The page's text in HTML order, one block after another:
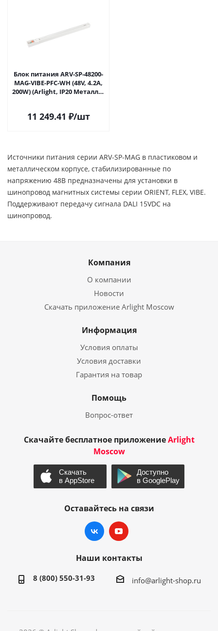
Блок питания ARV-SP-48200-
MAG-VIBE-PFC-WH (48V, 4.2A,
200W) (Arlight, IP20 Металл, 5
11 249.41 ₽/шт
Источники питания серии ARV-SP-MAG в пластиковом и
металлическом корпусе, стабилизированные по
напряжению 48В предназначены для установки в
шинопровод магнитных системы серии ORIENT, FLEX, VIBE.
Поддерживают передачу сигнала DALI 15VDC на
шинопровод.
Компания
О компании
Новости
Скачать приложение Arlight Moscow
Информация
Условия оплаты
Условия доставки
Гарантия на товар
Помощь
Вопрос-ответ
Скачайте бесплатное приложениеArlight
Moscow
Оставайтесь на связи
Наши контакты
8 (800) 550-31-93 info@arlight-shop.ru